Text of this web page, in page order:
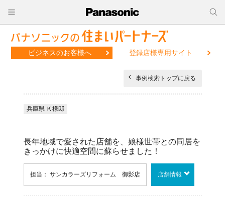
ビジネスのお客様へ 登録店様専用サイト
事例検索トップに戻る
兵庫県 Ｋ様邸
長年地域で愛された店舗を、娘様世帯との同居を
きっかけに快適空間に蘇らせました！
担当： サンカラーズリフォーム 御影店 店舗情報